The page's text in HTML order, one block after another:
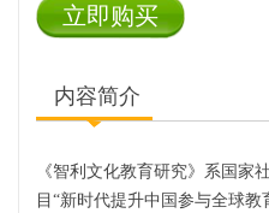
立即购买
内容简介
《智利文化教育研究》系国家
目 “新时代提升中国参与全球